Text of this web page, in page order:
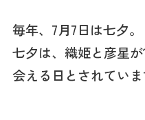
毎年、7月7日は七夕。
七夕は、織姫と彦星
会える日とされていま